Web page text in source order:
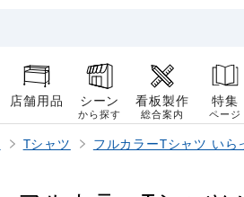
店舗用品 シーン
から探す
看板製作
総合案内
特集
ページ
Tシャツ フルカラーTシャツ いら